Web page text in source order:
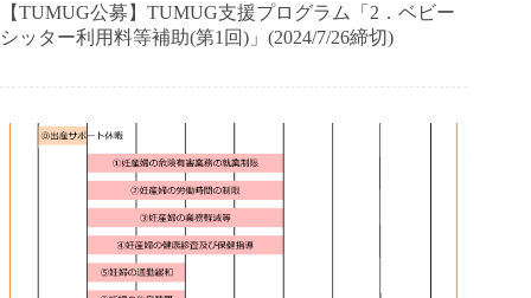
【TUMUG公募】TUMUG支援プログラム「2．ベビー
シッター利用料等補助(第1回)」(2024/7/26締切)